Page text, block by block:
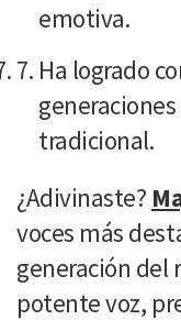
emotiva.
Ha logrado
tradicional.
¿Adivinaste?
voces más
generación del
potente voz,